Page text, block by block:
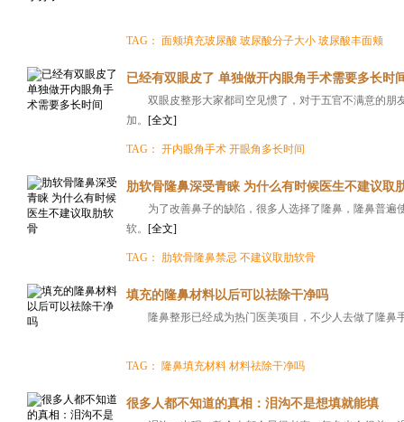
TAG： 面颊填充玻尿酸 玻尿酸分子大小 玻尿酸丰面颊
已经有双眼皮了 单独做开内眼角手术需要多长时
双眼皮整形大家都司空见惯了，对于五官不满意的
加。 [全文]
TAG： 开内眼角手术 开眼角多长时间
肋软骨隆鼻深受青睐 为什么有时候医生不建议取
为了改善鼻子的缺陷，很多人选择了隆鼻，隆鼻普
软。 [全文]
TAG： 肋软骨隆鼻禁忌 不建议取肋软骨
填充的隆鼻材料以后可以祛除干净吗
隆鼻整形已经成为热门医美项目，不少人去做了隆
TAG： 隆鼻填充材料 材料祛除干净吗
很多人都不知道的真相：泪沟不是想填就能填